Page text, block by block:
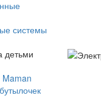
системы
детьми